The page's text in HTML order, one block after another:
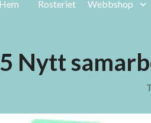
Hem Rosteriet Webbshop
Nytt